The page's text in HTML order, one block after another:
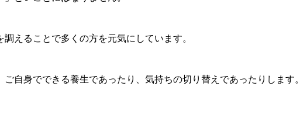
えることで多くの方を元気にしています。
自身でできる養生であったり、気持ちの切り替えであったりします。